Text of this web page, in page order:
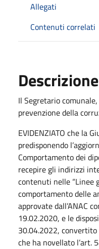
Allegati
Contenuti correlati
Descrizione
Il Segretario
prevenzione della
EVIDENZIATO che la
predisponendo
Comportamento dei
recepire gli indirizzi
contenuti nelle “Linee
comportamento delle
approvate dall’ANAC
19.02.2020, e le
30.04.2022, convertito
che ha novellato l’art.